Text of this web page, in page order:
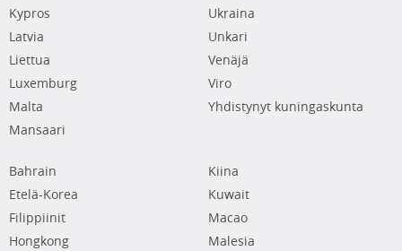
Kypros
Latvia
Liettua
Luxemburg
Malta
Mansaari
Ukraina
Unkari
Venäjä
Viro
Yhdistynyt kuningaskunta
Bahrain
Etelä-Korea
Filippiinit
Hongkong
Kiina
Kuwait
Macao
Malesia